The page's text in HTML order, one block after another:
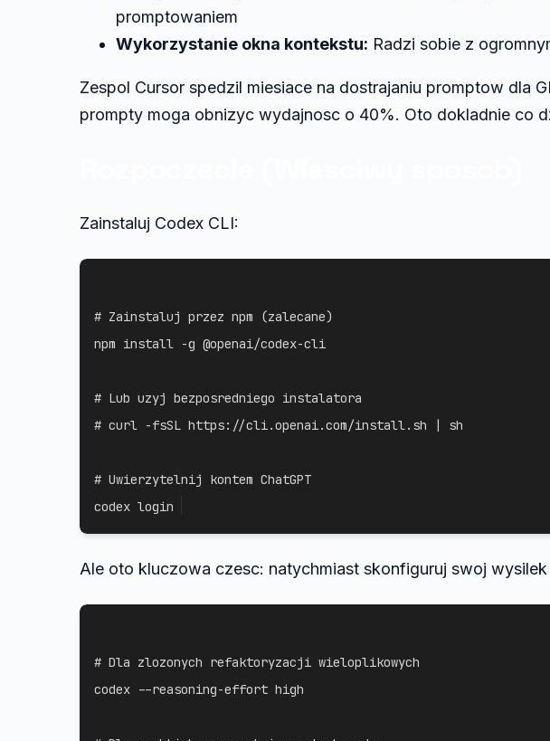
promptowaniem
Wykorzystanie okna kontekstu: Radzi sobie z
Zespol Cursor spedzil miesiace na dostrajaniu promptow dla
prompty moga obnizyc wydajnosc o 40%. Oto dokladnie co
Zainstaluj Codex CLI:
# Zainstaluj przez npm (zalecane)
npm install -g @openai/codex-cli
# Lub uzyj bezposredniego instalatora
# curl -fsSL https://cli.openai.com/install.sh | sh
# Uwierzytelnij kontem ChatGPT
codex login
Ale oto kluczowa czesc: natychmiast skonfiguruj swoj
# Dla zlozonych refaktoryzacji wieloplikowych
codex --reasoning-effort high